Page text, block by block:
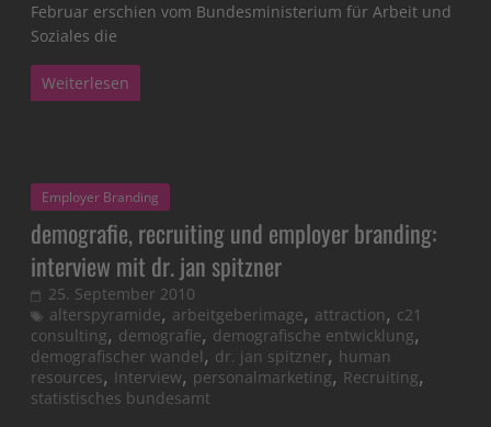
Februar erschien vom Bundesministerium für Arbeit und
Soziales die
Weiterlesen
Employer Branding
demografie, recruiting und employer branding:
interview mit dr. jan spitzner
25. September 2010
alterspyramide, arbeitgeberimage, attraction, c21
consulting, demografie, demografische entwicklung,
demografischer wandel, dr. jan spitzner, human
resources, Interview, personalmarketing, Recruiting,
statistisches bundesamt